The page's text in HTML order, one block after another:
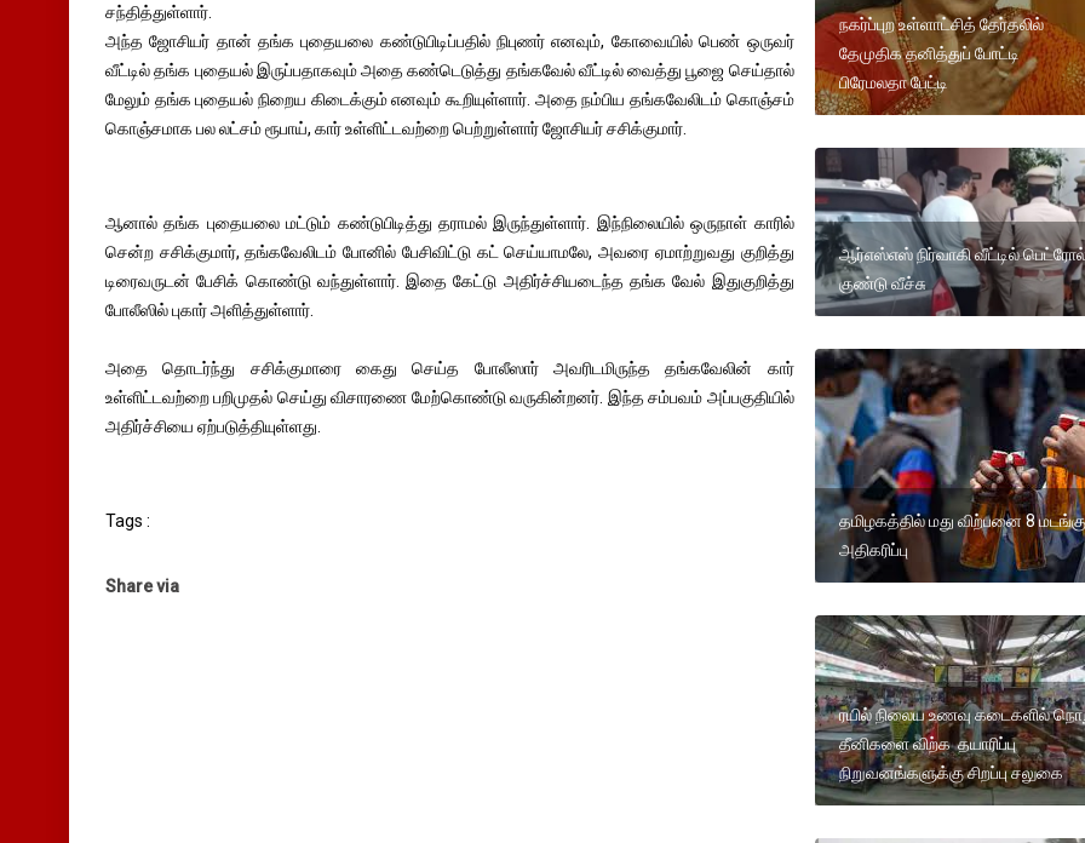
சந்தித்துள்ளார்.
அந்த ஜோசியர் தான் தங்க புதையலை கண்டுபிடிப்பதில் நிபுணர் எனவும், கோவையில் பெண் ஒருவர்
வீட்டில் தங்க புதையல் இருப்பதாகவும் அதை கண்டெடுத்து தங்கவேல் வீட்டில் வைத்து பூஜை செய்தால்
மேலும் தங்க புதையல் நிறைய கிடைக்கும் எனவும் கூறியுள்ளார். அதை நம்பிய தங்கவேலிடம் கொஞ்சம்
கொஞ்சமாக பல லட்சம் ரூபாய், கார் உள்ளிட்டவற்றை பெற்றுள்ளார் ஜோசியர் சசிக்குமார்.
ஆனால் தங்க புதையலை மட்டும் கண்டுபிடித்து தராமல் இருந்துள்ளார். இந்நிலையில் ஒருநாள் காரில்
சென்ற சசிக்குமார், தங்கவேலிடம் போனில் பேசிவிட்டு கட் செய்யாமலே, அவரை ஏமாற்றுவது குறித்து
டிரைவருடன் பேசிக் கொண்டு வந்துள்ளார். இதை கேட்டு அதிர்ச்சியடைந்த தங்க வேல் இதுகுறித்து
போலீஸில் புகார் அளித்துள்ளார்.
அதை தொடர்ந்து சசிக்குமாரை கைது செய்த போலீஸார் அவரிடமிருந்த தங்கவேலின் கார்
உள்ளிட்டவற்றை பறிமுதல் செய்து விசாரணை மேற்கொண்டு வருகின்றனர். இந்த சம்பவம் அப்பகுதியில்
அதிர்ச்சியை ஏற்படுத்தியுள்ளது.
Tags :
Share via
நகர்ப்புற உள்ளாட்சித் தேர்தலில்
தேமுதிக தனித்துப் போட்டி
பிரேமலதா பேட்டி
ஆர்எஸ்எஸ் நிர்வாகி வீட்டில்
குண்டு வீச்சு
தமிழகத்தில் மது விற்பனை 8 மடங்கு
அதிகரிப்பு
ரயில் நிலைய உணவு கடைகளில்
தீனிகளை விற்க தயாரிப்பு
நிறுவனங்களுக்கு சிறப்பு சலுகை